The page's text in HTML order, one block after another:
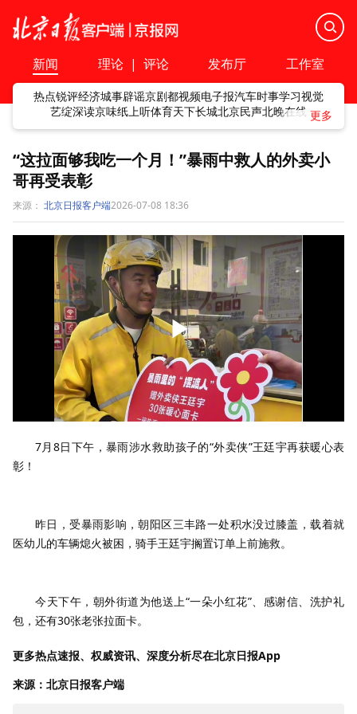
新闻 理论 | 评论 发布厅 工作室
热点锐评经济城事辟谣京剧都视频电子报汽车时事学习视觉
艺绽深读京味纸上听体育天下长城北京民声北晚在线
“这拉面够我吃一个月！”暴雨中救人的外卖小
哥再受表彰
来源： 北京日报客户端2026-07-08 18:36
7月8日下午，暴雨涉水救助孩子的“外卖侠”王廷宇再获暖心表
彰！
昨日，受暴雨影响，朝阳区三丰路一处积水没过膝盖，载着就
医幼儿的车辆熄火被困，骑手王廷宇搁置订单上前施救。
今天下午，朝外街道为他送上“一朵小红花”、感谢信、洗护礼
包，还有30张老张拉面卡。
更多热点速报、权威资讯、深度分析尽在北京日报App
来源：北京日报客户端